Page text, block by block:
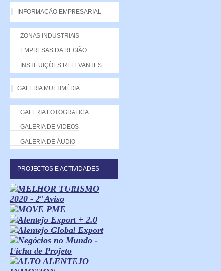
INFORMAÇÃO EMPRESARIAL
ZONAS INDUSTRIAIS
EMPRESAS DA REGIÃO
INSTITUIÇÕES RELEVANTES
GALERIA MULTIMÉDIA
GALERIA FOTOGRÁFICA
GALERIA DE VIDEOS
GALERIA DE ÁUDIO
PROJECTOS E ACTIVIDADES